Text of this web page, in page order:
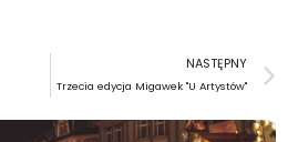
NASTĘPNY
Trzecia edycja Migawek "U Artystów"